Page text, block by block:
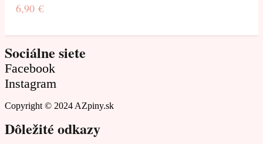
6,90€
Sociálne siete
Facebook
Instagram
Copyright © 2024 AZpiny.sk
Dôležité odkazy